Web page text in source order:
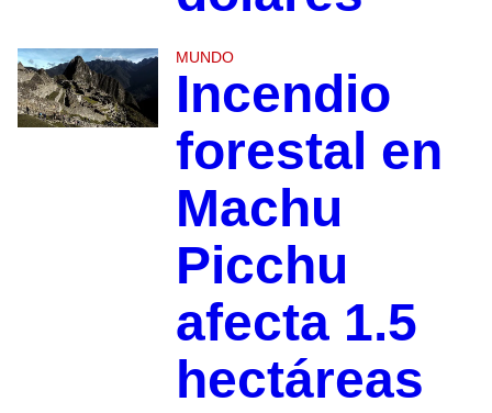
MUNDO
Incendio
forestal en
Machu
Picchu
afecta 1.5
hectáreas